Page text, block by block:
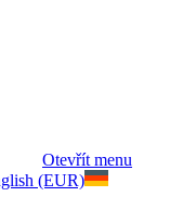
Otevřít menu
(EUR)